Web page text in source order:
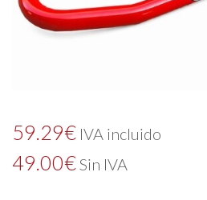
59.29€ IVA incluido
49.00€Sin IVA